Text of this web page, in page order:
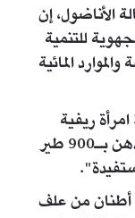
الأناضول، إن
للتنمية
المائية
وأوضحت أن المشاريع "جاءت لصالح 30 امرأة ريفية
بمنطقة العيون في الولاية، وتضمنت تزويدهن بـ900 طير
وأضافت: "تم كذلك توزيع ما مجموعه 9 أطنان من علف